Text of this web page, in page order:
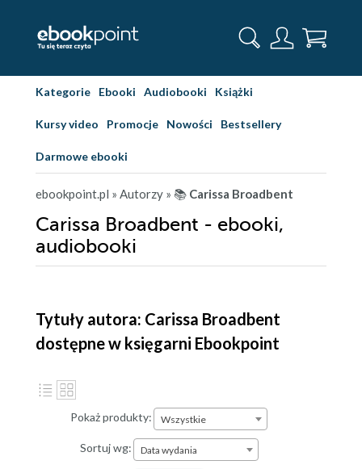
Kategorie Ebooki Audiobooki Książki
Kursy video Promocje Nowości Bestsellery
Darmowe ebooki
ebookpoint.pl » Autorzy » 📚 Carissa Broadbent
Carissa Broadbent - ebooki,
audiobooki
Tytuły autora: Carissa Broadbent
dostępne w księgarni Ebookpoint
Pokaż produkty: Wszystkie
Sortuj wg: Data wydania